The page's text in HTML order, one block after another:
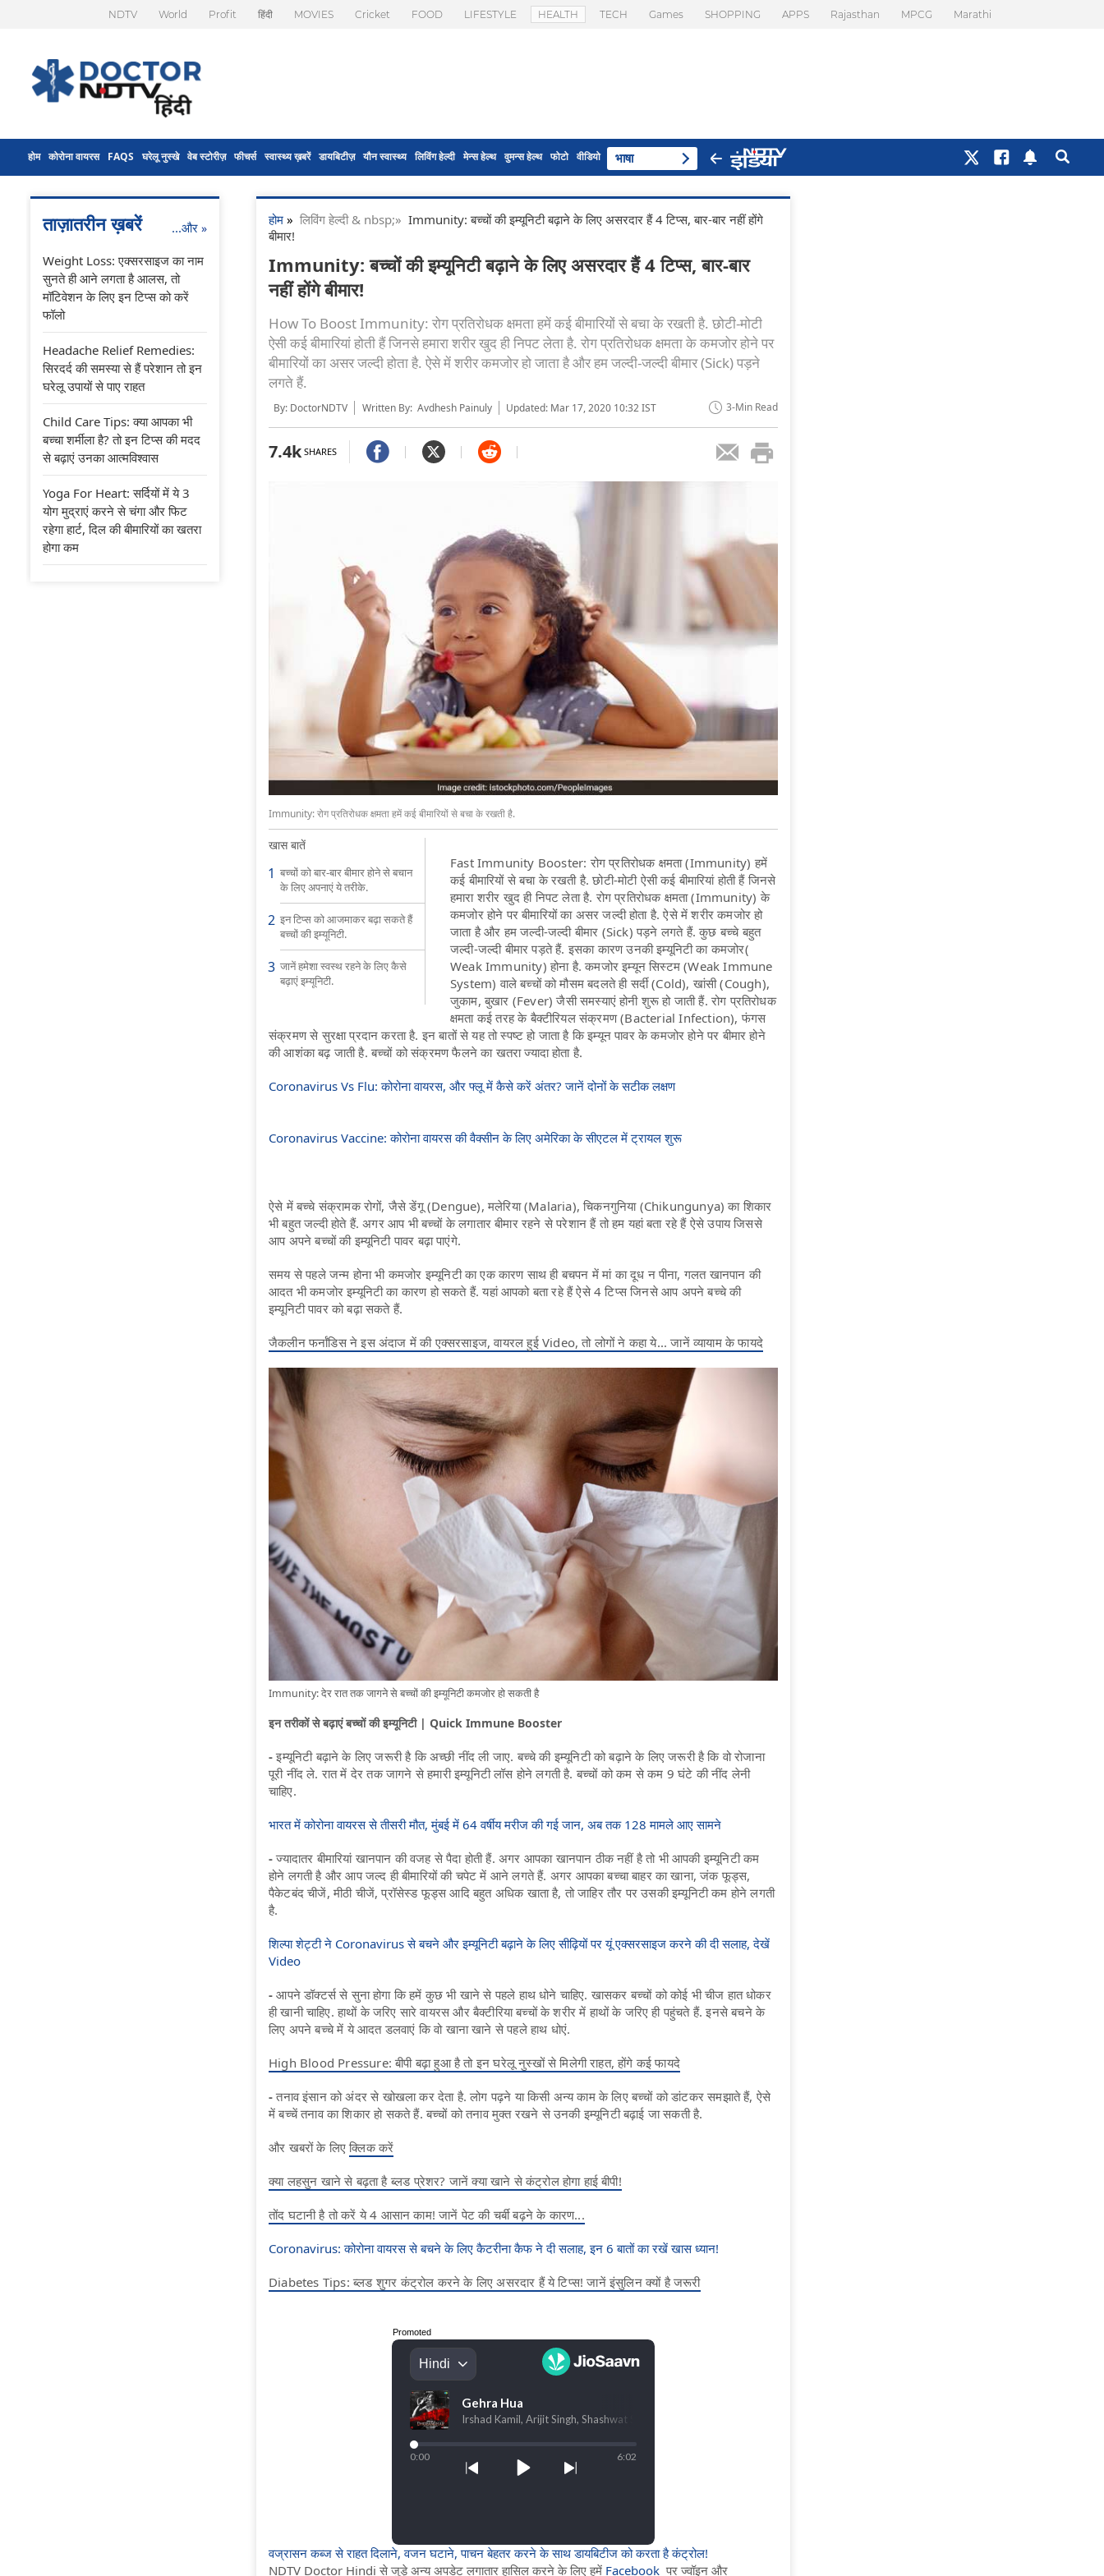
NDTV World Profit हिंदी MOVIES Cricket FOOD LIFESTYLE HEALTH TECH Games SHOPPING APPS Rajasthan MPCG Marathi
होम कोरोना वायरस FAQS घरेलू नुस्खे वेब स्टोरीज़ फीचर्स स्वास्थ्य ख़बरें डायबिटीज़ यौन स्वास्थ्य लिविंग हेल्दी मेन्स हेल्थ वुमन्स हेल्थ फोटो वीडियो भाषा
होम » लिविंग हेल्दी & nbsp;» Immunity: बच्चों की इम्यूनिटी बढ़ाने के लिए असरदार हैं 4 टिप्स, बार-बार नहीं होंगे
बीमार!
Immunity: बच्चों की इम्यूनिटी बढ़ाने के लिए असरदार हैं 4 टिप्स, बार-बार
नहीं होंगे बीमार!
How To Boost Immunity: रोग प्रतिरोधक क्षमता हमें कई बीमारियों से बचा के रखती है. छोटी-मोटी
ऐसी कई बीमारियां होती हैं जिनसे हमारा शरीर खुद ही निपट लेता है. रोग प्रतिरोधक क्षमता के कमजोर होने पर
बीमारियों का असर जल्दी होता है. ऐसे में शरीर कमजोर हो जाता है और हम जल्दी-जल्दी बीमार (Sick) पड़ने
लगते हैं.
By: DoctorNDTV Written By: Avdhesh Painuly Updated: Mar 17, 2020 10:32 IST 3-Min Read
7.4k SHARES
Immunity: रोग प्रतिरोधक क्षमता हमें कई बीमारियों से बचा के रखती है.
खास बातें
बच्चों को बार-बार बीमार होने से बचान
के लिए अपनाएं ये तरीके.
इन टिप्स को आजमाकर बढ़ा सकते हैं
बच्चों की इम्यूनिटी.
जानें हमेशा स्वस्थ रहने के लिए कैसे
बढ़ाएं इम्यूनिटी.
Fast Immunity Booster: रोग प्रतिरोधक क्षमता (Immunity) हमें
कई बीमारियों से बचा के रखती है. छोटी-मोटी ऐसी कई बीमारियां होती हैं जिनसे
हमारा शरीर खुद ही निपट लेता है. रोग प्रतिरोधक क्षमता (Immunity) के
कमजोर होने पर बीमारियों का असर जल्दी होता है. ऐसे में शरीर कमजोर हो
जाता है और हम जल्दी-जल्दी बीमार (Sick) पड़ने लगते हैं. कुछ बच्चे बहुत
जल्दी-जल्दी बीमार पड़ते हैं. इसका कारण उनकी इम्यूनिटी का कमजोर(
Weak Immunity) होना है. कमजोर इम्यून सिस्टम (Weak Immune
System) वाले बच्चों को मौसम बदलते ही सर्दी (Cold), खांसी (Cough),
जुकाम, बुखार (Fever) जैसी समस्याएं होनी शुरू हो जाती हैं. रोग प्रतिरोधक
क्षमता कई तरह के बैक्टीरियल संक्रमण (Bacterial Infection), फंगस
संक्रमण से सुरक्षा प्रदान करता है. इन बातों से यह तो स्पष्ट हो जाता है कि इम्यून पावर के कमजोर होने पर बीमार होने
की आशंका बढ़ जाती है. बच्चों को संक्रमण फैलने का खतरा ज्यादा होता है.
Coronavirus Vs Flu: कोरोना वायरस, और फ्लू में कैसे करें अंतर? जानें दोनों के सटीक लक्षण
Coronavirus Vaccine: कोरोना वायरस की वैक्सीन के लिए अमेरिका के सीएटल में ट्रायल शुरू
ऐसे में बच्चे संक्रामक रोगों, जैसे डेंगू (Dengue), मलेरिया (Malaria), चिकनगुनिया (Chikungunya) का शिकार
भी बहुत जल्दी होते हैं. अगर आप भी बच्चों के लगातार बीमार रहने से परेशान हैं तो हम यहां बता रहे हैं ऐसे उपाय जिससे
आप अपने बच्चों की इम्यूनिटी पावर बढ़ा पाएंगे.
समय से पहले जन्म होना भी कमजोर इम्यूनिटी का एक कारण साथ ही बचपन में मां का दूध न पीना, गलत खानपान की
आदत भी कमजोर इम्यूनिटी का कारण हो सकते हैं. यहां आपको बता रहे हैं ऐसे 4 टिप्स जिनसे आप अपने बच्चे की
इम्यूनिटी पावर को बढ़ा सकते हैं.
जैकलीन फर्नांडिस ने इस अंदाज में की एक्सरसाइज, वायरल हुई Video, तो लोगों ने कहा ये... जानें व्यायाम के फायदे
Immunity: देर रात तक जागने से बच्चों की इम्यूनिटी कमजोर हो सकती है
इन तरीकों से बढ़ाएं बच्चों की इम्यूनिटी | Quick Immune Booster
-इम्यूनिटी बढ़ाने के लिए जरूरी है कि अच्छी नींद ली जाए. बच्चे की इम्यूनिटी को बढ़ाने के लिए जरूरी है कि वो रोजाना
पूरी नींद ले. रात में देर तक जागने से हमारी इम्यूनिटी लॉस होने लगती है. बच्चों को कम से कम 9 घंटे की नींद लेनी
चाहिए.
भारत में कोरोना वायरस से तीसरी मौत, मुंबई में 64 वर्षीय मरीज की गई जान, अब तक 128 मामले आए सामने
-ज्यादातर बीमारियां खानपान की वजह से पैदा होती हैं. अगर आपका खानपान ठीक नहीं है तो भी आपकी इम्यूनिटी कम
होने लगती है और आप जल्द ही बीमारियों की चपेट में आने लगते हैं. अगर आपका बच्चा बाहर का खाना, जंक फूड्स,
पैकेटबंद चीजें, मीठी चीजें, प्रॉसेस्ड फूड्स आदि बहुत अधिक खाता है, तो जाहिर तौर पर उसकी इम्यूनिटी कम होने लगती
है.
शिल्पा शेट्टी ने Coronavirus से बचने और इम्यूनिटी बढ़ाने के लिए सीढ़ियों पर यूं एक्सरसाइज करने की दी सलाह, देखें
Video
- आपने डॉक्टर्स से सुना होगा कि हमें कुछ भी खाने से पहले हाथ धोने चाहिए. खासकर बच्चों को कोई भी चीज हात धोकर
ही खानी चाहिए. हाथों के जरिए सारे वायरस और बैक्टीरिया बच्चों के शरीर में हाथों के जरिए ही पहुंचते हैं. इनसे बचने के
लिए अपने बच्चे में ये आदत डलवाएं कि वो खाना खाने से पहले हाथ धोएं.
High Blood Pressure: बीपी बढ़ा हुआ है तो इन घरेलू नुस्खों से मिलेगी राहत, होंगे कई फायदे
-तनाव इंसान को अंदर से खोखला कर देता है. लोग पढ़ने या किसी अन्य काम के लिए बच्चों को डांटकर समझाते हैं, ऐसे
में बच्चें तनाव का शिकार हो सकते हैं. बच्चों को तनाव मुक्त रखने से उनकी इम्यूनिटी बढ़ाई जा सकती है.
और खबरों के लिएक्लिक करें
क्या लहसुन खाने से बढ़ता है ब्लड प्रेशर? जानें क्या खाने से कंट्रोल होगा हाई बीपी!
तोंद घटानी है तो करें ये 4 आसान काम! जानें पेट की चर्बी बढ़ने के कारण...
Coronavirus: कोरोना वायरस से बचने के लिए कैटरीना कैफ ने दी सलाह, इन 6 बातों का रखें खास ध्यान!
Diabetes Tips: ब्लड शुगर कंट्रोल करने के लिए असरदार हैं ये टिप्स! जानें इंसुलिन क्यों है जरूरी
Promoted
वज्रासन कब्ज से राहत दिलाने, वजन घटाने, पाचन बेहतर करने के साथ डायबिटीज को करता है कंट्रोल!
NDTV Doctor Hindi से जुड़े अन्य अपडेट लगातार हासिल करने के लिए हमें Facebook पर ज्वॉइन और
ताज़ातरीन ख़बरें ...और »
Weight Loss: एक्सरसाइज का नाम
सुनते ही आने लगता है आलस, तो
मॉटिवेशन के लिए इन टिप्स को करें
फॉलो
Headache Relief Remedies:
सिरदर्द की समस्या से हैं परेशान तो इन
घरेलू उपायों से पाए राहत
Child Care Tips: क्या आपका भी
बच्चा शर्मीला है? तो इन टिप्स की मदद
से बढ़ाएं उनका आत्मविश्वास
Yoga For Heart: सर्दियों में ये 3
योग मुद्राएं करने से चंगा और फिट
रहेगा हार्ट, दिल की बीमारियों का खतरा
होगा कम